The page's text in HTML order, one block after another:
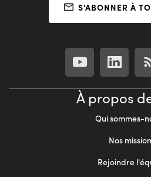
S'ABONNER À
À propos
Qui sommes-
Nos
Rejoindre